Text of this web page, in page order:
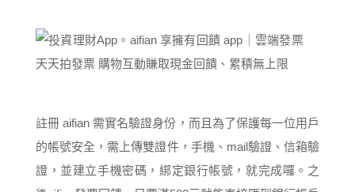
註冊 aifian 需實名驗證身份，而且為了保護每一位用戶
的帳號安全，需上傳雙證件，手機、mail驗證、信箱驗
證，並建立手機密碼，綁定銀行帳號，就完成囉。之